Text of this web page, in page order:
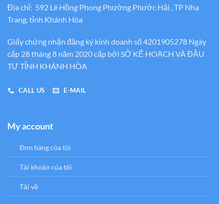
Địa chỉ: 592 Lê Hồng Phong Phường Phước Hải , TP Nha
Trang, tỉnh Khánh Hòa
Giấy chứng nhận đăng ký kinh doanh số 4201905278 Ngày
cấp 28 tháng 8 năm 2020 cấp bới SỞ KẾ HOẠCH VÀ ĐẦU
TƯ TỈNH KHÁNH HÒA
CALL US E-MAIL
My account
Đơn hàng của tôi
Tải khoản của tôi
Tải về